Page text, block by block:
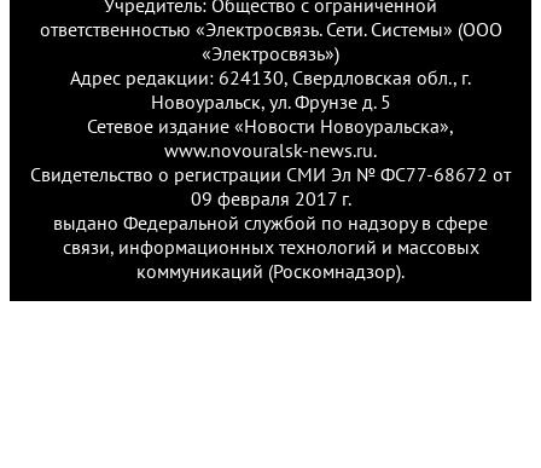
Учредитель: Общество с ограниченной
ответственностью «Электросвязь. Сети. Системы» (ООО
«Электросвязь»)
Адрес редакции: 624130, Свердловская обл., г.
Новоуральск, ул. Фрунзе д. 5
Сетевое издание «Новости Новоуральска»,
www.novouralsk-news.ru.
Свидетельство о регистрации СМИ Эл № ФС77-68672 от
09 февраля 2017 г.
выдано Федеральной службой по надзору в сфере
связи, информационных технологий и массовых
коммуникаций (Роскомнадзор).